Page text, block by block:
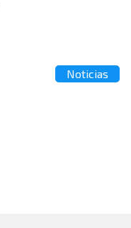
Noticias